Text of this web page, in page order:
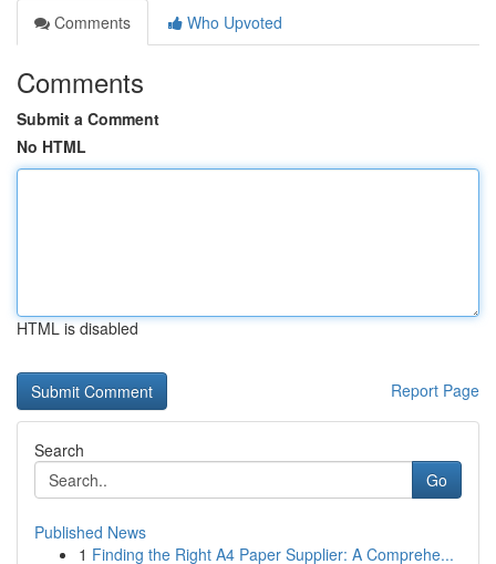
Comments
Who Upvoted
Comments
Submit a Comment
No HTML
HTML is disabled
Report Page
Search
Go
Published News
1 Finding the Right A4 Paper Supplier: A Comprehe...